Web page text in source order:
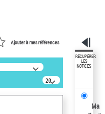
Ajouter à mes références
20
résultats/page
RÉCUPÉRER
LES
NOTICES
Ma